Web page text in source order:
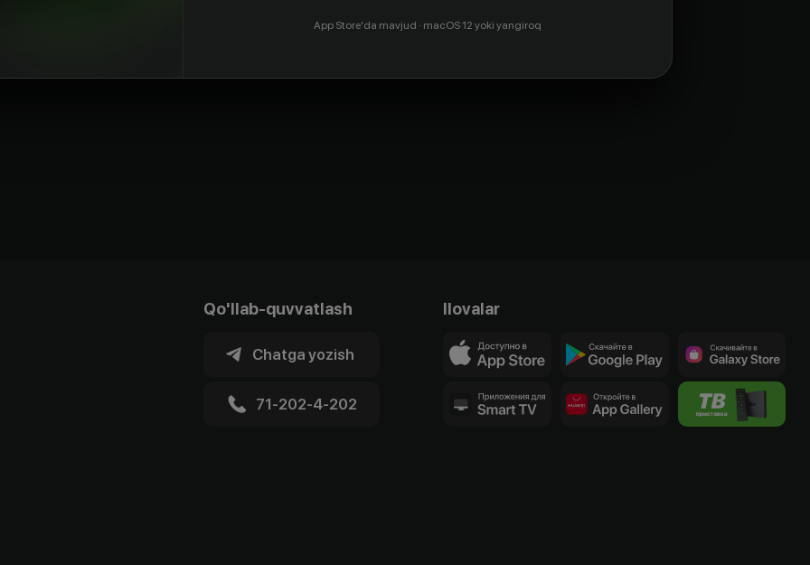
Qo'llab-quvvatlash
Chatga yozish
71-202-4-202
Ilovalar
App Store'da mavjud · macOS 12 yoki yangiroq